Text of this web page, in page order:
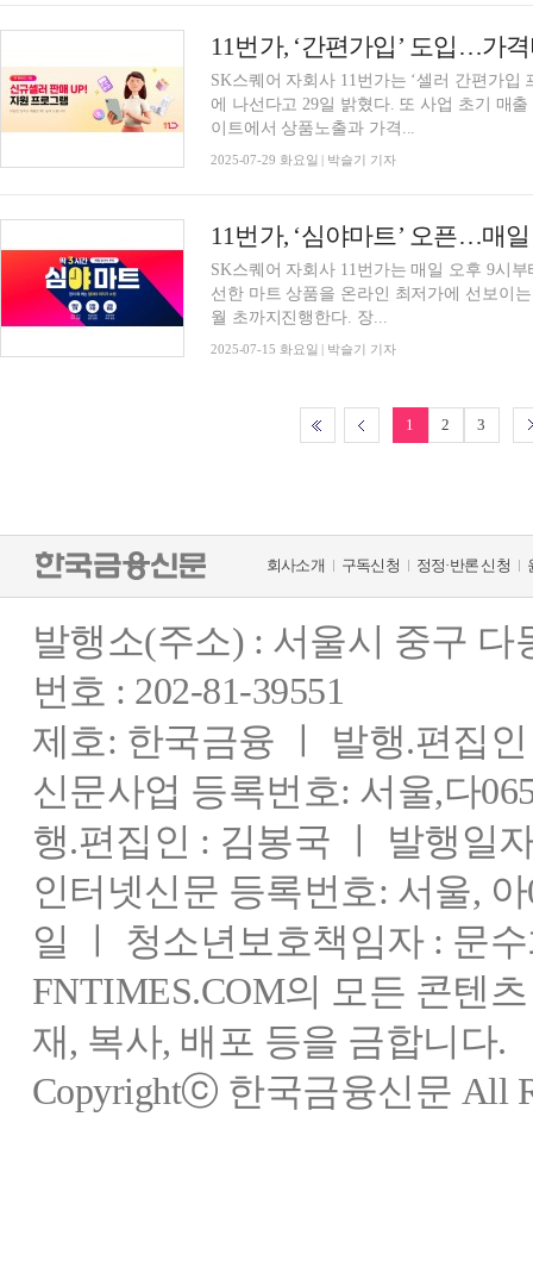
SK스퀘어 자회사 11번가는 ‘셀러 간편가
에 나선다고 29일 밝혔다. 또 사업 초기 매
이트에서 상품노출과 가격...
2025-07-29 화요일 | 박슬기 기자
11번가, ‘심야마트’ 오픈…매
SK스퀘어 자회사 11번가는 매일 오후 9시
선한 마트 상품을 온라인 최저가에 선보이
월 초까지진행한다. 장...
2025-07-15 화요일 | 박슬기 기자
1 2 3
회사소개 구독신청 정정·반론 신청
발행소(주소) : 서울시 중구
번호 : 202-81-39551
제호: 한국금융 ㅣ 발행.편집
신문사업 등록번호: 서울,다
행.편집인 : 김봉국 ㅣ 발행일
인터넷신문 등록번호: 서울,
일 ㅣ 청소년보호책임자 : 문
FNTIMES.COM의 모든 콘텐
재, 복사, 배포 등을 금합니다.
Copyrightⓒ 한국금융신문 All